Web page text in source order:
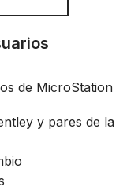
y pares de la